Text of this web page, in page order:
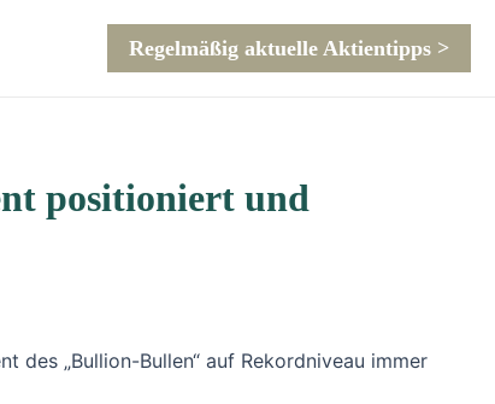
Regelmäßig aktuelle Aktientipps >
positioniert und
des „Bullion-Bullen“ auf Rekordniveau immer